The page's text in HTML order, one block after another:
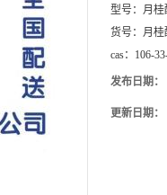
型号： 月桂
货号： 月桂
cas： 106-
发布日期：
更新日期：